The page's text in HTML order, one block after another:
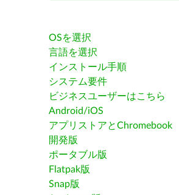
OSを選択
言語を選択
インストール手順
システム要件
ビジネスユーザーはこちら
Android/iOS
アプリストアとChromebook
開発版
ポータブル版
Flatpak版
Snap版